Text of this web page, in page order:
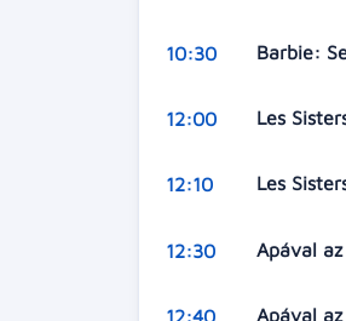
10:30 Barbie:
12:00 Les
12:10 Les
12:30 Apával
12:40 Apával